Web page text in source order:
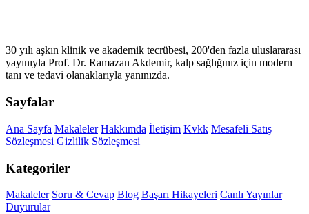
30 yılı aşkın klinik ve akademik tecrübesi, 200'den fazla uluslararası
yayınıyla Prof. Dr. Ramazan Akdemir, kalp sağlığınız için modern
tanı ve tedavi olanaklarıyla yanınızda.
Sayfalar
Ana Sayfa Makaleler Hakkımda İletişim Kvkk Mesafeli Satış
Sözleşmesi Gizlilik Sözleşmesi
Kategoriler
Makaleler Soru & Cevap Blog Başarı Hikayeleri Canlı Yayınlar
Duyurular